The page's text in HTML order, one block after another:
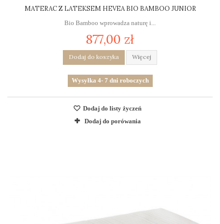
MATERAC Z LATEKSEM HEVEA BIO BAMBOO JUNIOR
Bio Bamboo wprowadza naturę i...
877,00 zł
Dodaj do koszyka Więcej
Wysyłka 4- 7 dni roboczych
Dodaj do listy życzeń
Dodaj do porówania